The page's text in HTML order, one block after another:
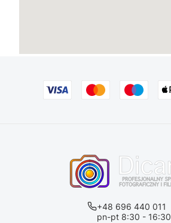
+48 696 440 011
pn-pt 8:30 - 16:30